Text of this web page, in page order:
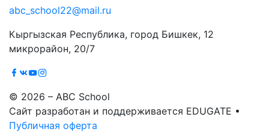
abc_school22@mail.ru
Кыргызская Республика, город Бишкек, 12
микрорайон, 20/7
© 2026 – ABC School
Сайт разработан и поддерживается EDUGATE •
Публичная оферта